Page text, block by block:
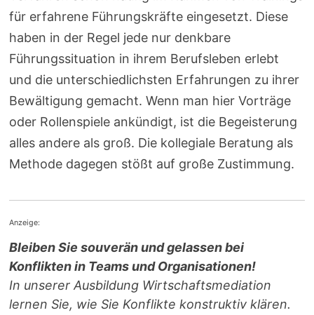
für erfahrene Führungskräfte eingesetzt. Diese
haben in der Regel jede nur denkbare
Führungssituation in ihrem Berufsleben erlebt
und die unterschiedlichsten Erfahrungen zu ihrer
Bewältigung gemacht. Wenn man hier Vorträge
oder Rollenspiele ankündigt, ist die Begeisterung
alles andere als groß. Die kollegiale Beratung als
Methode dagegen stößt auf große Zustimmung.
Anzeige:
Bleiben Sie souverän und gelassen bei
Konflikten in Teams und Organisationen!
In unserer Ausbildung Wirtschaftsmediation
lernen Sie, wie Sie Konflikte konstruktiv klären.